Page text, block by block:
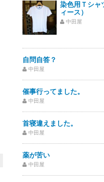
染色用Ｔシャ
ィース）
中田屋
自問自答？
中田屋
催事行ってました。
中田屋
首寝違えました。
中田屋
薬が苦い
中田屋